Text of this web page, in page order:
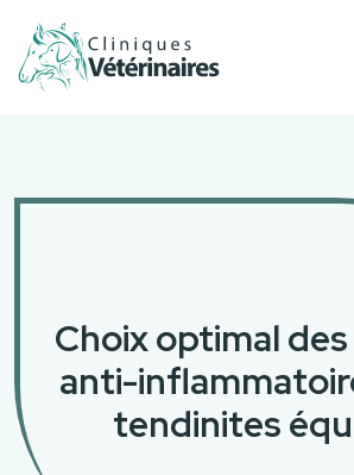
Choix optimal
anti-
tendinites